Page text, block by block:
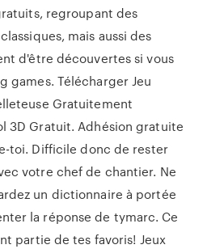
regroupant des
mais aussi des
d'être découvertes si vous
games. Télécharger Jeu
Gratuitement
3D Gratuit. Adhésion gratuite
toi. Difficile donc de rester
votre chef de chantier. Ne
un dictionnaire à portée
la réponse de tymarc. Ce
partie de tes favoris! Jeux